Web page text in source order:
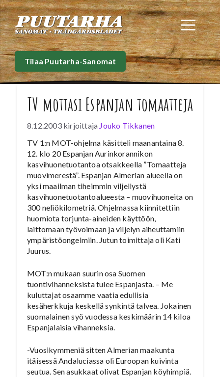
Siirry
sisältöön
Tilaa Puutarha-Sanomat
TV mottasi Espanjan tomaatteja
8.12.2003 kirjoittaja Jouko Tikkanen
TV 1:n MOT-ohjelma käsitteli maanantaina 8.
12. klo 20 Espanjan Aurinkorannikon
kasvihuonetuotantoa otsakkeella ”Tomaatteja
muovimerestä”. Espanjan Almerian alueella on
yksi maailman tiheimmin viljellystä
kasvihuonetuotantoalueesta – muovihuoneita on
300 neliökilometriä. Ohjelmassa kiinnitettiin
huomiota torjunta-aineiden käyttöön,
laittomaan työvoimaan ja viljelyn aiheuttamiin
ympäristöongelmiin. Jutun toimittaja oli Kati
Juurus.
MOT:n mukaan suurin osa Suomen
tuontivihanneksista tulee Espanjasta. – Me
kuluttajat osaamme vaatia edullisia
kesäherkkuja keskellä synkintä talvea. Jokainen
suomalainen syö vuodessa keskimäärin 14 kiloa
Espanjalaisia vihanneksia.
-Vuosikymmeniä sitten Almerian maakunta
itäisessä Andaluciassa oli Euroopan kuivinta
seutua. Sen asukkaat olivat Espanjan köyhimpiä.